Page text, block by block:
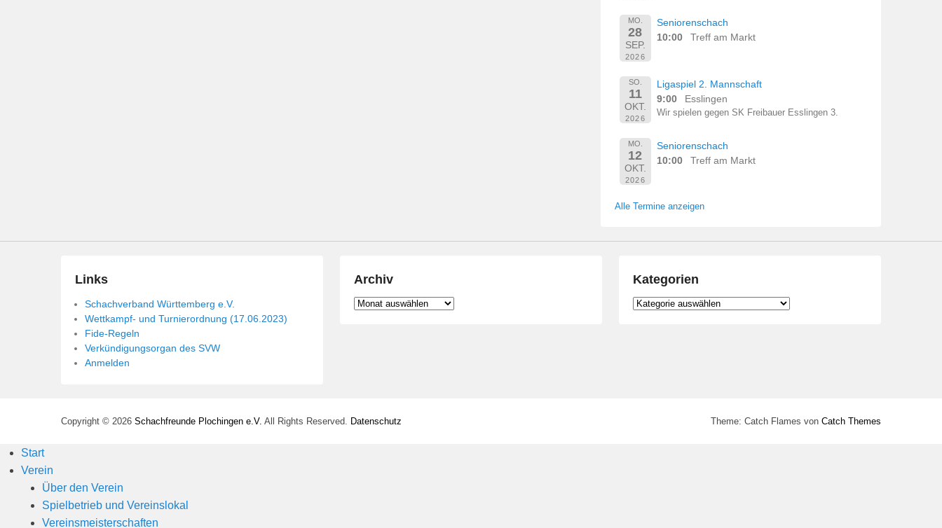
MO.
28
SEP.
2026
Seniorenschach
10:00
Treff am Markt
SO.
11
OKT.
2026
Ligaspiel 2. Mannschaft
9:00
Esslingen
Wir spielen gegen SK Freibauer Esslingen 3.
MO.
12
OKT.
2026
Seniorenschach
10:00
Treff am Markt
Alle Termine anzeigen
Links
Schachverband Württemberg e.V.
Wettkampf- und Turnierordnung (17.06.2023)
Fide-Regeln
Verkündigungsorgan des SVW
Anmelden
Archiv
Archiv
Kategorien
Kategorien
Copyright © 2026 Schachfreunde Plochingen e.V. All Rights Reserved. Datenschutz Theme: Catch Flames von Catch Themes
Start
Verein
Über den Verein
Spielbetrieb und Vereinslokal
Vereinsmeisterschaften